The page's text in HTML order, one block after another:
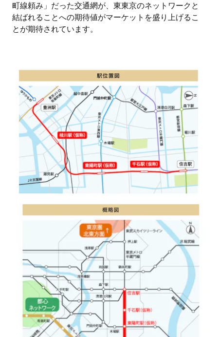
町線頼み」だった交通網が、東東京のネットワークと
結ばれることへの期待値がマーケットを盛り上げるこ
とが期待されています。